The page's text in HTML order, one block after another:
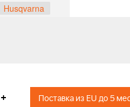
Husqvarna
Husqvarna
Husqvarna
+ Поставка из EU до 5